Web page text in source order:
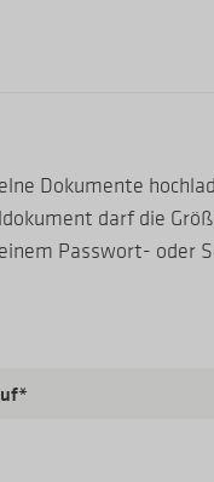
Dokumente
darf die
Passwort- oder